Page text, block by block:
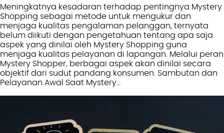
Meningkatnya kesadaran terhadap pentingnya Mystery
Shopping sebagai metode untuk mengukur dan
menjaga kualitas pengalaman pelanggan, ternyata
belum diikuti dengan pengetahuan tentang apa saja
aspek yang dinilai oleh Mystery Shopping guna
menjaga kualitas pelayanan di lapangan. Melalui peran
Mystery Shopper, berbagai aspek akan dinilai secara
objektif dari sudut pandang konsumen. Sambutan dan
Pelayanan Awal Saat Mystery…